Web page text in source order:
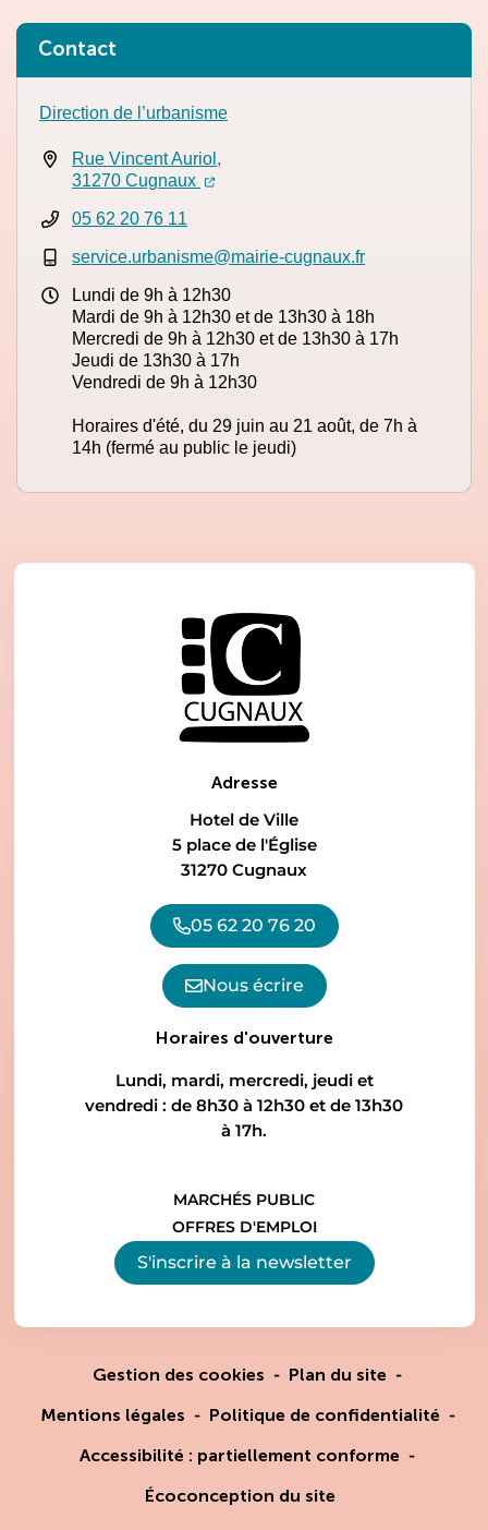
Informations complémentaires
Contact
Direction de l’urbanisme
Rue Vincent Auriol,
31270 Cugnaux (ouverture dans un nouvel onglet)
(ouverture dans un nouvel onglet)
05 62 20 76 11
service.urbanisme@mairie-cugnaux.fr
Lundi de 9h à 12h30
Mardi de 9h à 12h30 et de 13h30 à 18h
Mercredi de 9h à 12h30 et de 13h30 à 17h
Jeudi de 13h30 à 17h
Vendredi de 9h à 12h30
Horaires d'été, du 29 juin au 21 août, de 7h à
14h (fermé au public le jeudi)
Adresse
Hotel de Ville
5 place de l'Église
31270 Cugnaux
05 62 20 76 20
Nous écrire
Horaires d'ouverture
Lundi, mardi, mercredi, jeudi et
vendredi : de 8h30 à 12h30 et de 13h30
à 17h.
MARCHÉS PUBLIC
OFFRES D'EMPLOI
S'inscrire à la newsletter
Gestion des cookies
Plan du site
Mentions légales
Politique de confidentialité
Accessibilité : partiellement conforme
Écoconception du site